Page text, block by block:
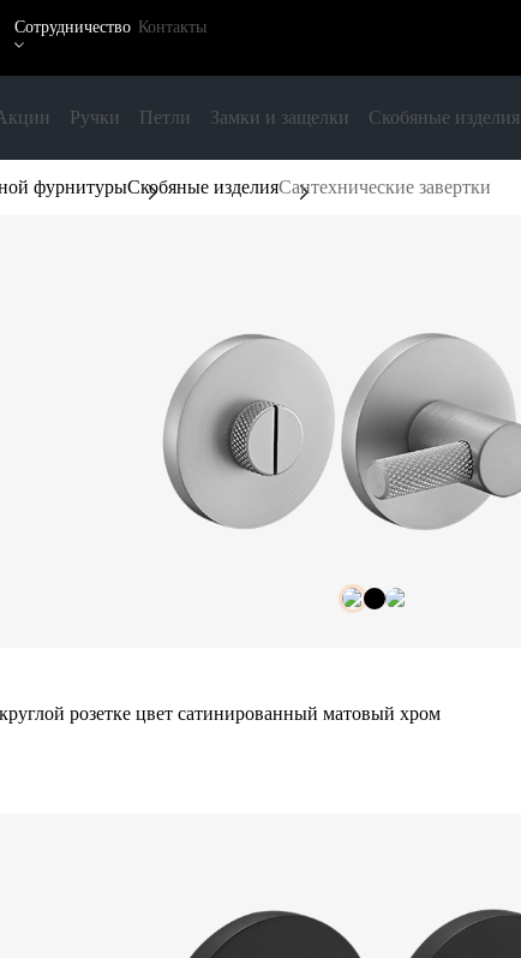
Сотрудничество Контакты
Ручки Петли Замки и защелки Скобяные изделия
фурнитурыСкобяные изделияСантехнические завертки
розетке цвет сатинированный матовый хром